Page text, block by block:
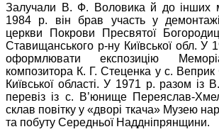
Залучали В. Ф. Воловика й до інших
1984 р. він брав участь у
церкви Покрови Пресвятої
Ставищанського р-ну Київської обл. У
оформлювати експозицію
композитора К. Г. Стеценка у с. Веприк
Київської області. У 1971 р. разом із
перевіз із с. В’юнище Переяслав-
склав повітку у «дворі ткача» Музею
та побуту Середньої Наддніпрянщини.